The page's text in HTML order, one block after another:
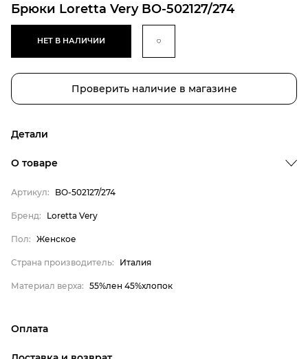
Брюки Loretta Very BO-502127/274
НЕТ В НАЛИЧИИ
Проверить наличие в магазине
Детали
Бренд
Loretta Very
О товаре
Артикул: BO-502127/274
Бренд: Loretta Very
Пол: Женское
Страна производитель: Италия
Материал верха: 55%лен 45%хлопок
Оплата